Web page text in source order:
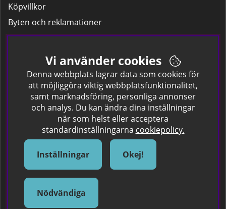
Köpvillkor
Byten och reklamationer
Leverans
Hitta färgkoden på bilen.
Företagskund
Om oss
Om Spraycan
IKEA Färger
Sök Säkerhetsdatablad
Samarbete / Dyhrs Garage
Vi använder cookies
Denna webbplats lagrar data som cookies för
att möjliggöra viktig webbplatsfunktionalitet,
samt marknadsföring, personliga annonser
och analys. Du kan ändra dina inställningar
när som helst eller acceptera
standardinställningarna cookiepolicy.
Inställningar Okej!
Nödvändiga